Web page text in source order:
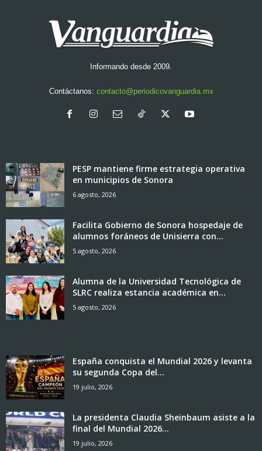
Informando desde 2009.
Contáctanos: contacto@periodicovanguardia.mx
PESP mantiene firme estrategia operativa
en municipios de Sonora
6 agosto, 2026
Facilita Gobierno de Sonora hospedaje de
alumnos foráneos de Unisierra con...
5 agosto, 2026
Alumna de la Universidad Tecnológica de
SLRC realiza estancia académica en...
5 agosto, 2026
España conquista el Mundial 2026 y levanta
su segunda Copa del...
19 julio, 2026
La presidenta Claudia Sheinbaum asiste a la
final del Mundial 2026...
19 julio, 2026